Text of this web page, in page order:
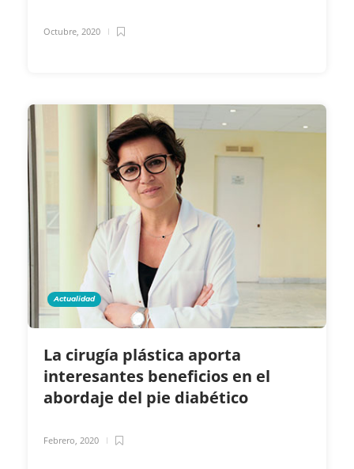
Octubre, 2020
Actualidad
La cirugía plástica aporta
interesantes beneficios en el
abordaje del pie diabético
Febrero, 2020